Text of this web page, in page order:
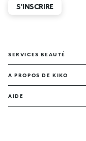
S'INSCRIRE
SERVICES BEAUTÉ
A PROPOS DE KIKO
AIDE